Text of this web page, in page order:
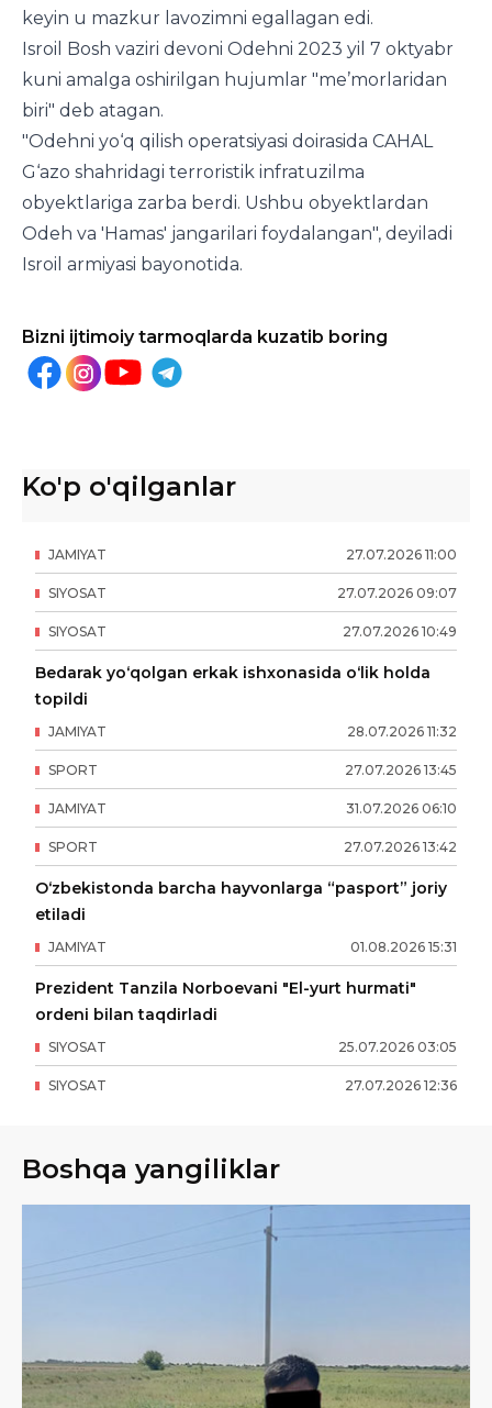
keyin u mazkur lavozimni egallagan edi.
Isroil Bosh vaziri devoni Odehni 2023 yil 7 oktyabr
kuni amalga oshirilgan hujumlar "me’morlaridan
biri" deb atagan.
"Odehni yo‘q qilish operatsiyasi doirasida CAHAL
G‘azo shahridagi terroristik infratuzilma
obyektlariga zarba berdi. Ushbu obyektlardan
Odeh va 'Hamas' jangarilari foydalangan", deyiladi
Isroil armiyasi bayonotida.
Bizni ijtimoiy tarmoqlarda kuzatib boring
Ko'p o'qilganlar
27.07.2026 11:00
JAMIYAT
27.07.2026 09:07
SIYOSAT
27.07.2026 10:49
SIYOSAT
Bedarak yo‘qolgan erkak ishxonasida o‘lik holda
topildi
28.07.2026 11:32
JAMIYAT
27.07.2026 13:45
SPORT
31.07.2026 06:10
JAMIYAT
27.07.2026 13:42
SPORT
O‘zbekistonda barcha hayvonlarga “pasport” joriy
etiladi
01.08.2026 15:31
JAMIYAT
Prezident Tanzila Norboevani "El-yurt hurmati"
ordeni bilan taqdirladi
25.07.2026 03:05
SIYOSAT
27.07.2026 12:36
SIYOSAT
Boshqa yangiliklar